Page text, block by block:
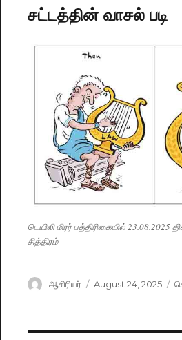
சட்டத்தின் வாசல் படி
டெயிலி மிரர் பத்திரிகையில்
சித்திரம்
Author
ஆசிரியர்
Posted
August 24, 2025